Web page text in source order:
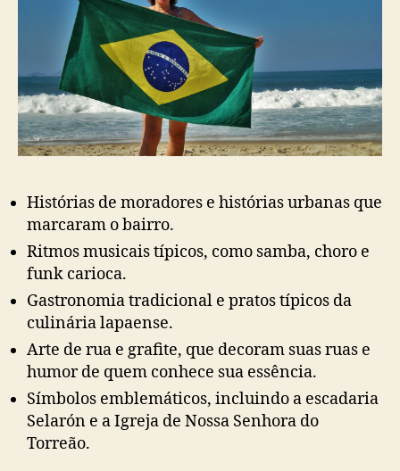
Histórias de moradores e histórias urbanas que
marcaram o bairro.
Ritmos musicais típicos, como samba, choro e
funk carioca.
Gastronomia tradicional e pratos típicos da
culinária lapaense.
Arte de rua e grafite, que decoram suas ruas e
humor de quem conhece sua essência.
Símbolos emblemáticos, incluindo a escadaria
Selarón e a Igreja de Nossa Senhora do
Torreão.